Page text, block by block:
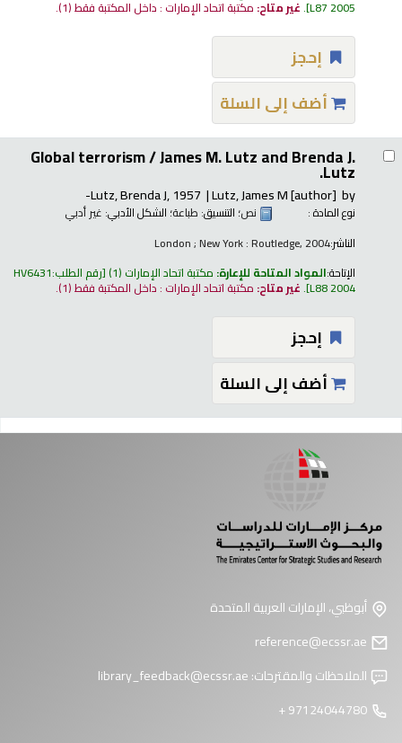
L87 2005
.غير متاح: مكتبة اتحاد الإمارات : داخل المكتبة فقط(1).
إحجز
أضف إلى السلة
Global terrorism /James M. Lutz and Brenda J.
Lutz.
by
Lutz, James M[author]
Lutz, Brenda J, 1957-
نوع المادة : نص؛ التنسيق: طباعة؛ الشكل الأدبي: غير أدبي
الناشر:London ; New York : Routledge, 2004
الإتاحة:المواد المتاحة للإعارة: مكتبة اتحاد الإمارات (1) رقم الطلب:HV6431
L88 2004
.غير متاح: مكتبة اتحاد الإمارات : داخل المكتبة فقط(1).
إحجز
أضف إلى السلة
أبوظبي، الإمارات العربية المتحدة
الملاحظات والمقترحات:library_feedback@ecssr.ae